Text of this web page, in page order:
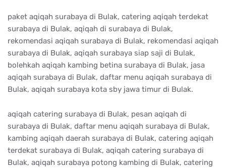
paket aqiqah surabaya di Bulak, catering aqiqah terdekat
surabaya di Bulak, aqiqah di surabaya di Bulak,
rekomendasi aqiqah surabaya di Bulak, rekomendasi aqiqah
surabaya di Bulak, aqiqah surabaya siap saji di Bulak,
bolehkah aqiqah kambing betina surabaya di Bulak, jasa
aqiqah surabaya di Bulak, daftar menu aqiqah surabaya di
Bulak, aqiqah surabaya kota sby jawa timur di Bulak.
aqiqah catering surabaya di Bulak, pesan aqiqah di
surabaya di Bulak, daftar menu aqiqah surabaya di Bulak,
kambing aqiqah daerah surabaya di Bulak, catering aqiqah
terdekat surabaya di Bulak, aqiqah catering surabaya di
Bulak, aqiqah surabaya potong kambing di Bulak, catering